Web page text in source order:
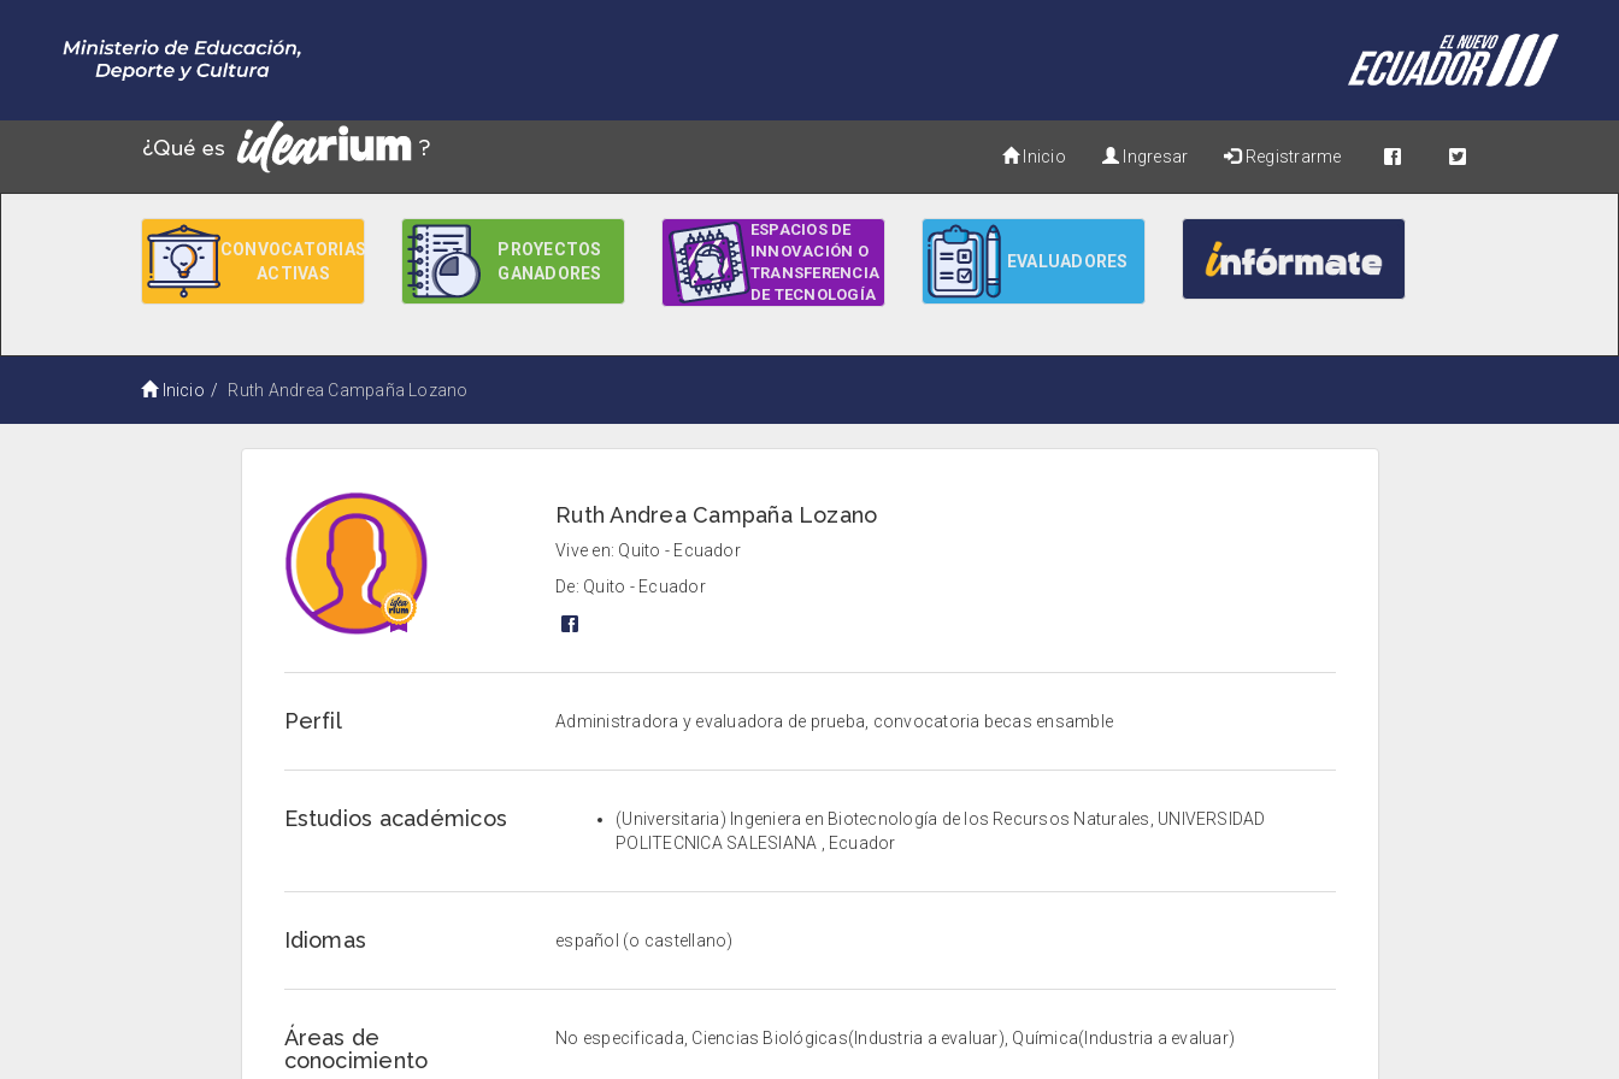
Inicio Ingresar Registrarme
CONVOCATORIAS
ACTIVAS
PROYECTOS
GANADORES
ESPACIOS DE
INNOVACIÓN O
TRANSFERENCIA
DE TECNOLOGÍA
EVALUADORES
Inicio Ruth Andrea Campaña Lozano
Ruth Andrea Campaña Lozano
Vive en: Quito - Ecuador
De: Quito - Ecuador
Perfil Administradora y evaluadora de prueba, convocatoria becas ensamble
Estudios académicos
(Universitaria) Ingeniera en Biotecnología de los Recursos Naturales, UNIVERSIDAD
POLITECNICA SALESIANA , Ecuador
Idiomas español (o castellano)
Áreas de
conocimiento
No especificada, Ciencias Biológicas(Industria a evaluar), Química(Industria a evaluar)